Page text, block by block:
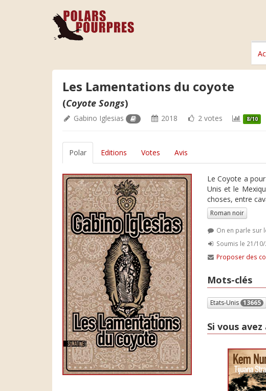
Les Lamentations du coyote
(Coyote Songs)
Gabino Iglesias 2018 2 votes 8/10
Polar Editions Votes Avis
Le Coyote a
Unis et le
choses, entre
Roman noir
On en parle sur
Soumis le 21/
Proposer des
Mots-clés
Etats-Unis 13665
Si vous